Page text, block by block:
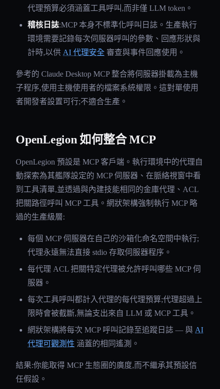
代理預算必須涵蓋工具呼叫,而非僅 LLM token。
稽核日誌:MCP 本身不標準化呼叫日誌。生產執行
環境需要記錄每次伺服器呼叫的參數、回應形狀與
計時,以供 AI 代理安全 審查與事件回應使用。
參考的 Claude Desktop MCP 整合將伺服器掛載為主機
子程序,使用主機使用者的檔案系統權限。這對單使用
者開發者設置可行;不適合生產。
OpenLegion 如何整合 MCP
OpenLegion 預設是 MCP 客戶端。執行環境中的代理自
動探索為其艦隊設定的 MCP 伺服器、在脈絡視窗中看
到工具清單,並透過與內建技能相同的金庫代理、ACL
把關路徑呼叫 MCP 工具。網狀架構強制執行 MCP 略
過的生產級層:
每個 MCP 伺服器在自己的沙箱化命名空間中執行;
代理永遠無法直接 stdio 存取伺服器程序。
每代理 ACL 把關特定代理被允許呼叫哪些 MCP 伺
服器。
每次工具呼叫都計入代理的每代理預算;代理超過上
限時會被截斷,無論支出來自 LLM 或 MCP 工具。
網狀架構將每次 MCP 呼叫記錄至追蹤日誌 — 與 AI
代理可觀測性 涵蓋的相同遙測。
結果:你能取得 MCP 生態圈的廣度,而不繼承其預設信
任假設。